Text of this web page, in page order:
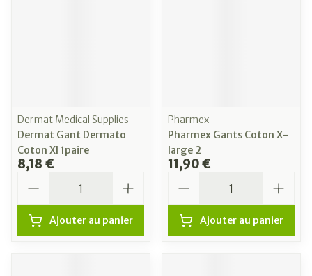
Dermat Medical Supplies
Dermat Gant Dermato
Coton Xl 1paire
8,18 €
Ajouter au panier
Pharmex
Pharmex Gants Coton X-
large 2
11,90 €
Ajouter au panier